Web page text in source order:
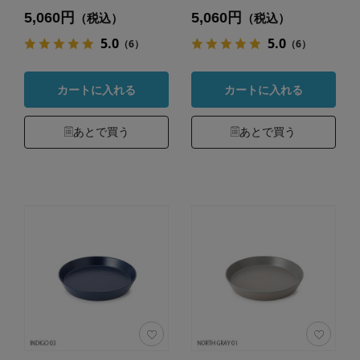
5,060円 （税込）
5.0（6）
カートに入れる
あとで買う
5,060円 （税込）
5.0（6）
カートに入れる
あとで買う